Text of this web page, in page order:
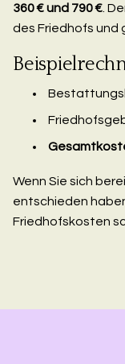
360 € und 790 € .
des Friedhofs und
Wenn Sie sich
entschieden
Friedhofskosten